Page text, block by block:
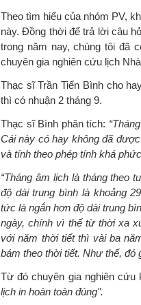
Theo tìm hiểu của nhóm PV,
này. Đồng thời để trả lời câu
trong năm nay, chúng tôi đã
chuyên gia nghiên cứu lịch
Thạc sĩ Trần Tiến Bình cho
thì có nhuận 2 tháng 9.
Thạc sĩ Bình phân tích:
Cái này có hay không đã
và tính theo phép tính khá
“Tháng âm lịch là tháng theo
độ dài trung bình là khoảng
tức là ngắn hơn độ dài trung
ngày, chính vì thế từ thời xa
với năm thời tiết thì vài ba
bám theo thời tiết. Như thế, đó
Từ đó chuyên gia nghiên cứu
lịch in hoàn toàn đúng".